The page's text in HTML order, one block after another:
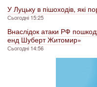
У Луцьку в пішоходів, які
Сьогодні 15:25
Внаслідок атаки РФ
енд Шуберт Житомир»
Сьогодні 14:56